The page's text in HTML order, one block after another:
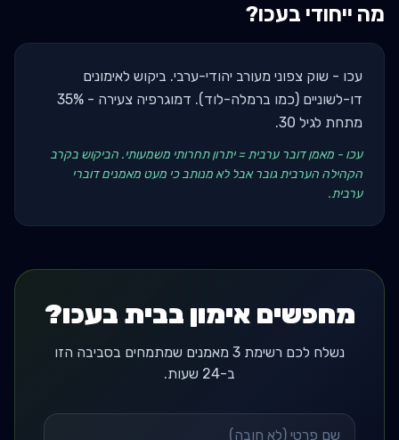
מה ייחודי בעכו?
עכו - שוק צפוני מעורב יהודי-ערבי. ביקוש לאימונים
דו-לשוניים (כמו ברמלה-לוד). דמוגרפיה צעירה - 35%
מתחת לגיל 30.
עכו - מאמן דובר ערבית = יתרון תחרותי משמעותי. הביקוש בקרב
הקהילה הערבית גובר אבל לא מנותב כי מעט מאמנים דוברי
ערבית.
מחפשים אימון בבית בעכו?
נשלח לכם רשימת 3 מאמנים שמתמחים בסביבה הזו
ב-24 שעות.